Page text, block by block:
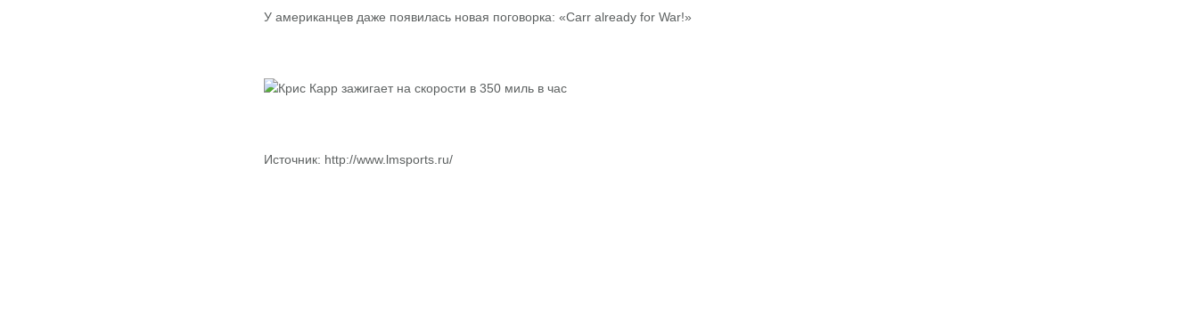
У американцев даже появилась новая поговорка: «Carr already for War!»
Источник: http://www.lmsports.ru/